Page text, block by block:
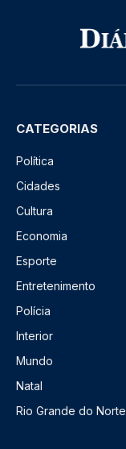
CATEGORIAS
Política
Cidades
Cultura
Economia
Esporte
Entretenimento
Polícia
Interior
Mundo
Natal
Rio Grande do Norte